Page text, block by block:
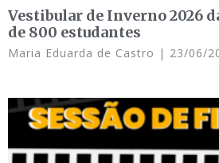
Vestibular de Inverno 2026
de 800 estudantes
Maria Eduarda de Castro 23/06/